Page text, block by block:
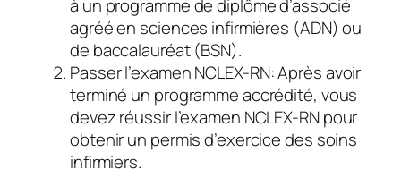
à un programme de diplôme d’associé
agréé en sciences infirmières (ADN) ou
de baccalauréat (BSN).
Passer l’examen NCLEX-RN: Après avoir
terminé un programme accrédité, vous
devez réussir l’examen NCLEX-RN pour
obtenir un permis d’exercice des soins
infirmiers.